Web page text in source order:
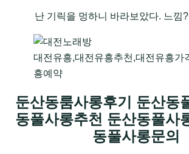
난 기릭을 멍하니 바라보았다. 느낌
대전유흥,대전유흥추천,대전유흥
흥예약
둔산동룸사롱후기 둔산동
동풀사롱추천 둔산동풀사
동풀사롱문의